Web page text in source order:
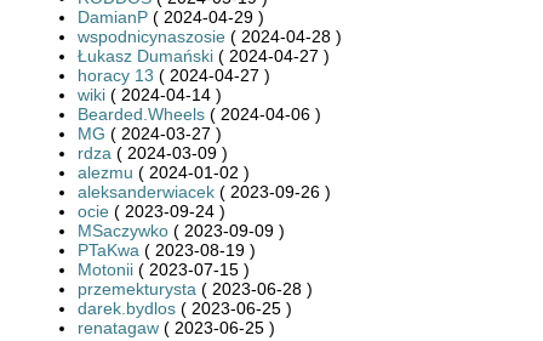
DamianP ( 2024-04-29 )
wspodnicynaszosie ( 2024-04-28 )
Łukasz Dumański ( 2024-04-27 )
horacy 13 ( 2024-04-27 )
wiki ( 2024-04-14 )
Bearded.Wheels ( 2024-04-06 )
MG ( 2024-03-27 )
rdza ( 2024-03-09 )
alezmu ( 2024-01-02 )
aleksanderwiacek ( 2023-09-26 )
ocie ( 2023-09-24 )
MSaczywko ( 2023-09-09 )
PTaKwa ( 2023-08-19 )
Motonii ( 2023-07-15 )
przemekturysta ( 2023-06-28 )
darek.bydlos ( 2023-06-25 )
renatagaw ( 2023-06-25 )